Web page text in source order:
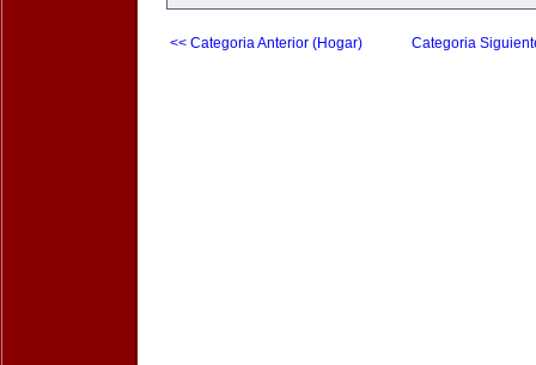
<< Categoria Anterior (Hogar) Categoria